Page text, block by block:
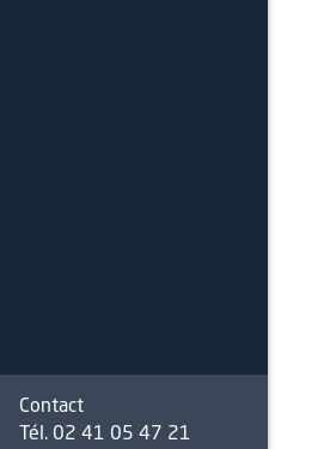
Contact
Tél. 02 41 05 47 21